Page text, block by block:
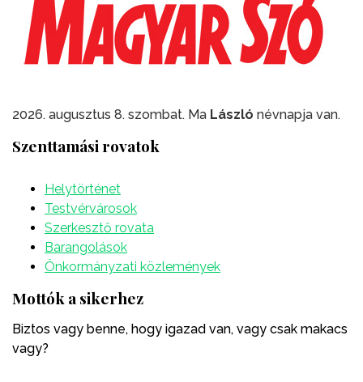
2026. augusztus 8. szombat. Ma László névnapja van.
Szenttamási rovatok
Helytörténet
Testvérvárosok
Szerkesztő rovata
Barangolások
Önkormányzati közlemények
Mottók a sikerhez
Biztos vagy benne, hogy igazad van, vagy csak makacs
vagy?